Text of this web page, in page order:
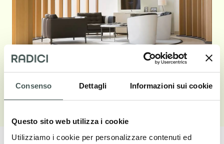
Consenso Dettagli Informazioni sui cookie
Questo sito web utilizza i cookie
Utilizziamo i cookie per personalizzare contenuti ed